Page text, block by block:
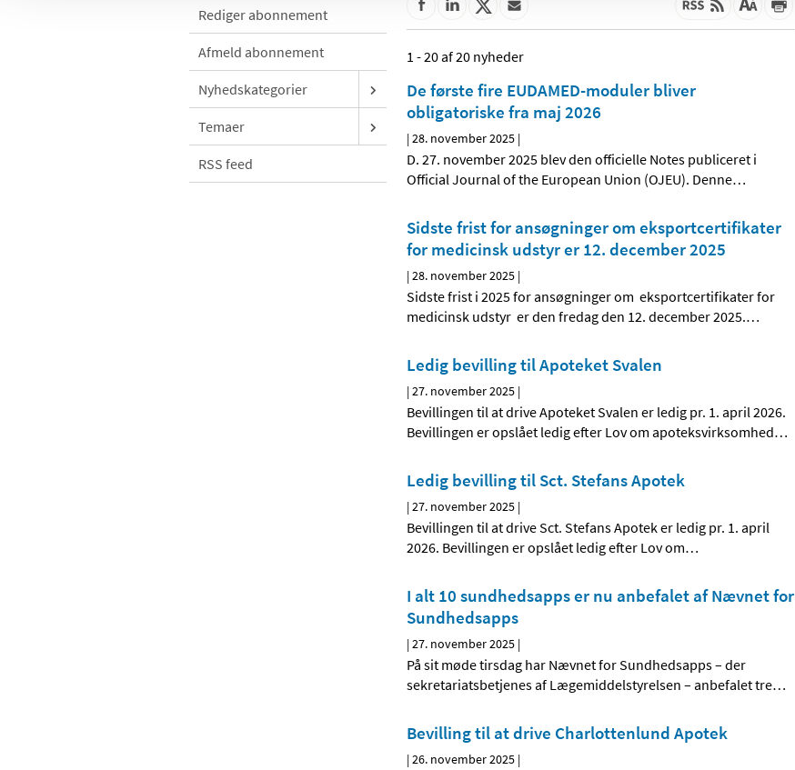
Rediger abonnement
Afmeld abonnement
Nyhedskategorier
Temaer
RSS feed
1 - 20 af 20 nyheder
De første fire EUDAMED-moduler bliver
obligatoriske fra maj 2026
|28. november 2025 |
D. 27. november 2025 blev den officielle Notes publiceret i
Official Journal of the European Union (OJEU). Denne…
Sidste frist for ansøgninger om eksportcertifikater
for medicinsk udstyr er 12. december 2025
|28. november 2025 |
Sidste frist i 2025 for ansøgninger om eksportcertifikater for
medicinsk udstyr er den fredag den 12. december 2025.…
Ledig bevilling til Apoteket Svalen
|27. november 2025 |
Bevillingen til at drive Apoteket Svalen er ledig pr. 1. april 2026.
Bevillingen er opslået ledig efter Lov om apoteksvirksomhed…
Ledig bevilling til Sct. Stefans Apotek
|27. november 2025 |
Bevillingen til at drive Sct. Stefans Apotek er ledig pr. 1. april
2026. Bevillingen er opslået ledig efter Lov om…
I alt 10 sundhedsapps er nu anbefalet af Nævnet for
Sundhedsapps
|27. november 2025 |
På sit møde tirsdag har Nævnet for Sundhedsapps – der
sekretariatsbetjenes af Lægemiddelstyrelsen – anbefalet tre…
Bevilling til at drive Charlottenlund Apotek
|26. november 2025 |